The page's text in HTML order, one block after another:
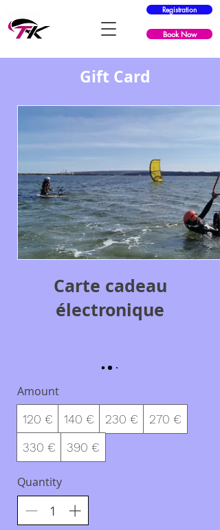
Registration
Book Now
Gift Card
Carte cadeau
électronique
Amount
120 € 140 € 230 €
270 €
330 €
390 €
Quantity